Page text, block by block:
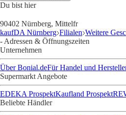
Du bist hier
90402 Nürnberg, Mittelfr
kaufDA Nürnberg Filialen Weitere
- Adressen & Öffnungszeiten
Unternehmen
Über Bonial.deFür Handel und
Supermarkt Angebote
EDEKA ProspektKaufland Prospekt
Beliebte Händler